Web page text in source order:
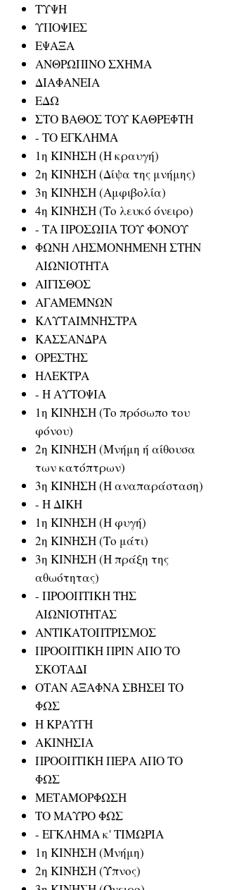
ΤΥΨΗ
ΥΠΟΨΙΕΣ
ΕΨΑΞΑ
ΑΝΘΡΩΠΙΝΟ ΣΧΗΜΑ
ΔΙΑΦΑΝΕΙΑ
ΕΔΩ
ΣΤΟ ΒΑΘΟΣ ΤΟΥ ΚΑΘΡΕΦΤΗ
- ΤΟ ΕΓΚΛΗΜΑ
1η ΚΙΝΗΣΗ (Η κραυγή)
2η ΚΙΝΗΣΗ (Δίψα της μνήμης)
3η ΚΙΝΗΣΗ (Αμφιβολία)
4η ΚΙΝΗΣΗ (Το λευκό όνειρο)
- ΤΑ ΠΡΟΣΩΠΑ ΤΟΥ ΦΟΝΟΥ
ΦΩΝΗ ΛΗΣΜΟΝΗΜΕΝΗ ΣΤΗΝ
ΑΙΩΝΙΟΤΗΤΑ
ΑΙΓΙΣΘΟΣ
ΑΓΑΜΕΜΝΩΝ
ΚΛΥΤΑΙΜΝΗΣΤΡΑ
ΚΑΣΣΑΝΔΡΑ
ΟΡΕΣΤΗΣ
ΗΛΕΚΤΡΑ
- Η ΑΥΤΟΨΙΑ
1η ΚΙΝΗΣΗ (Το πρόσωπο του
φόνου)
2η ΚΙΝΗΣΗ (Μνήμη ή αίθουσα
των κατόπτρων)
3η ΚΙΝΗΣΗ (Η αναπαράσταση)
- Η ΔΙΚΗ
1η ΚΙΝΗΣΗ (Η φυγή)
2η ΚΙΝΗΣΗ (Το μάτι)
3η ΚΙΝΗΣΗ (Η πράξη της
αθωότητας)
- ΠΡΟΟΠΤΙΚΗ ΤΗΣ
ΑΙΩΝΙΟΤΗΤΑΣ
ΑΝΤΙΚΑΤΟΠΤΡΙΣΜΟΣ
ΠΡΟΟΠΤΙΚΗ ΠΡΙΝ ΑΠΟ ΤΟ
ΣΚΟΤΑΔΙ
ΟΤΑΝ ΑΞΑΦΝΑ ΣΒΗΣΕΙ ΤΟ
ΦΩΣ
Η ΚΡΑΥΓΗ
ΑΚΙΝΗΣΙΑ
ΠΡΟΟΠΤΙΚΗ ΠΕΡΑ ΑΠΟ ΤΟ
ΦΩΣ
ΜΕΤΑΜΟΡΦΩΣΗ
ΤΟ ΜΑΥΡΟ ΦΩΣ
- ΕΓΚΛΗΜΑ κ' ΤΙΜΩΡΙΑ
1η ΚΙΝΗΣΗ (Μνήμη)
2η ΚΙΝΗΣΗ (Ύπνος)